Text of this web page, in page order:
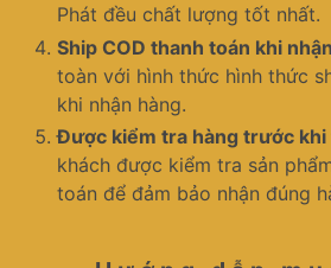
Phát đều chất lượng tốt nhất.
Ship COD thanh toán khi
toàn với hình thức hình thức
khi nhận hàng.
Được kiểm tra hàng trước khi
khách được kiểm tra sản
toán để đảm bảo nhận đúng